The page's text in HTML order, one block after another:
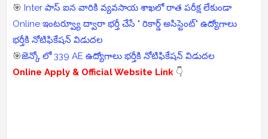
🎯 Inter పాస్ ఐన వారికి వ్యవసాయ శాఖలో రాత పరీక్ష లేకుండా
Online ఇంటర్వ్యూ ద్వారా భర్తీ చేసే " రికార్డ్ అసిస్టెంట్" ఉద్యోగాలు
భర్తీకి నోటిఫికేషన్ విడుదల
🎯జెన్కో లో 339 AE ఉద్యోగాలు భర్తీకి నోటిఫికేషన్ విడుదల
Online Apply & Official Website Link 👇